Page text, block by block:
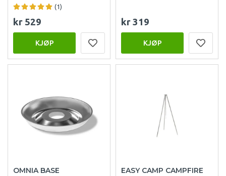
(1)
kr 529
KJØP
kr 319
KJØP
OMNIA BASE
EASY CAMP CAMPFIRE